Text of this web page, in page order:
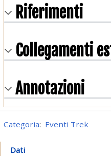
Riferimenti
Collegamenti
Annotazioni
Categoria: Eventi Trek
Dati